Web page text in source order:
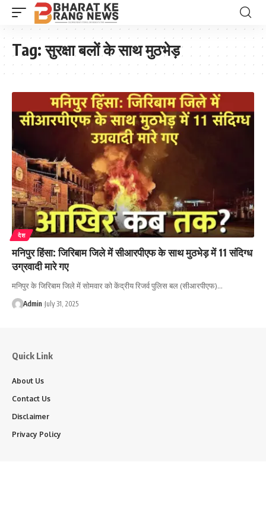
Tag:सुरक्षा बलों के साथ मुठभेड़
देश
मनिपुर हिंसा: जिरिबाम जिले में सीआरपीएफ के साथ मुठभेड़ में 11 संदिग्ध
उग्रवादी मारे गए
मनिपुर के जिरिबाम जिले में सोमवार को केंद्रीय रिजर्व पुलिस बल (सीआरपीएफ)…
Admin July 31, 2025
Quick Link
About Us
Contact Us
Disclaimer
Privacy Policy